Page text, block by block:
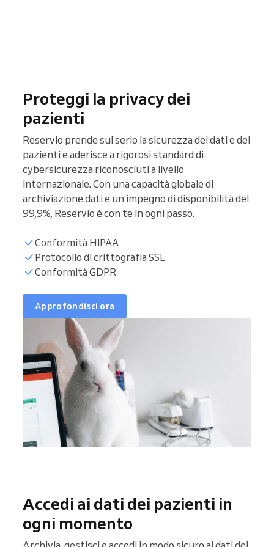
Proteggi la privacy dei
pazienti
Reservio prende sul serio la sicurezza dei dati e dei
pazienti e aderisce a rigorosi standard di
cybersicurezza riconosciuti a livello
internazionale. Con una capacità globale di
archiviazione dati e un impegno di disponibilità del
99,9%, Reservio è con te in ogni passo.
Conformità HIPAA
Protocollo di crittografia SSL
Conformità GDPR
Approfondisci ora
Accedi ai dati dei pazienti in
ogni momento